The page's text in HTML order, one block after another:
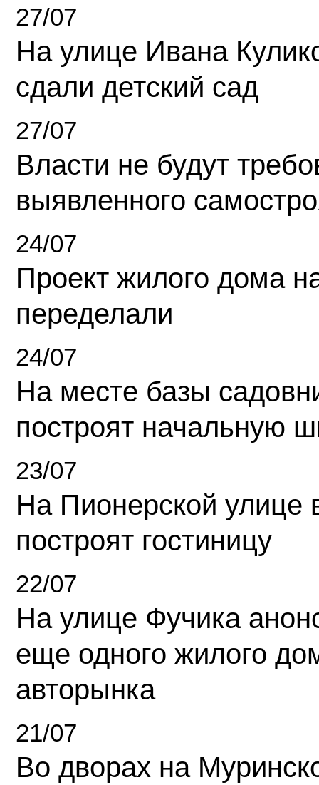
27/07
На улице Ивана
сдали детский сад
27/07
Власти не будут
выявленного
24/07
Проект жилого дома
переделали
24/07
На месте базы
построят начальную
23/07
На Пионерской улице
построят гостиницу
22/07
На улице Фучика
еще одного жилого
авторынка
21/07
Во дворах на